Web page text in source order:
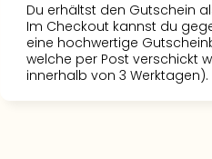
Du erhältst den Gutschein
Im Checkout kannst du
eine hochwertige
welche per Post verschickt
innerhalb von 3 Werktagen).